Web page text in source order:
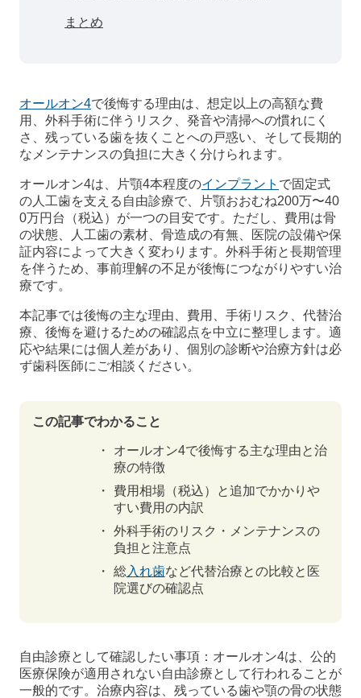
まとめ
オールオン4で後悔する理由は、想定以上の高額な費
用、外科手術に伴うリスク、発音や清掃への慣れにく
さ、残っている歯を抜くことへの戸惑い、そして長期的
なメンテナンスの負担に大きく分けられます。
オールオン4は、片顎4本程度のインプラント で固定式
の人工歯を支える自由診療で、片顎おおむね200万〜40
0万円台（税込）が一つの目安です。ただし、費用は骨
の状態、人工歯の素材、骨造成の有無、医院の設備や保
証内容によって大きく変わります。外科手術と長期管理
を伴うため、事前理解の不足が後悔につながりやすい治
療です。
本記事では後悔の主な理由、費用、手術リスク、代替治
療、後悔を避けるための確認点を中立に整理します。適
応や結果には個人差があり、個別の診断や治療方針は必
ず歯科医師にご相談ください。
この記事でわかること
オールオン4で後悔する主な理由と治
療の特徴
費用相場（税込）と追加でかかりや
すい費用の内訳
外科手術のリスク・メンテナンスの
負担と注意点
総 入れ歯など代替治療との比較と医
院選びの確認点
自由診療として確認したい事項：オールオン4は、公的
医療保険が適用されない自由診療として行われることが
一般的です。治療内容は、残っている歯や顎の骨の状態